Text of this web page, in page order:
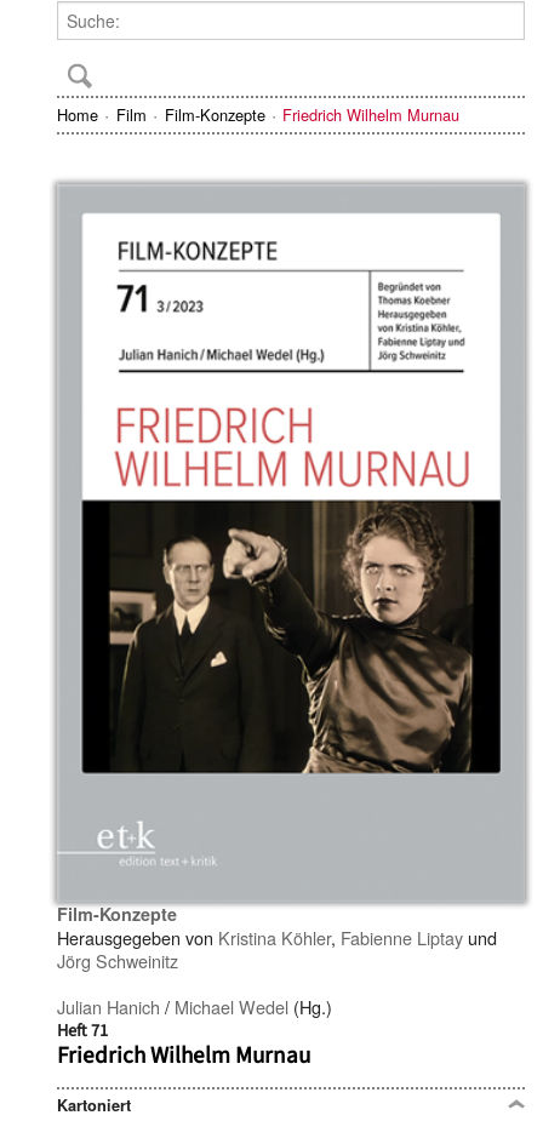
Home Film Film-Konzepte Friedrich Wilhelm Murnau
Film-Konzepte
Herausgegeben von Kristina Köhler, Fabienne Liptay und
Jörg Schweinitz
Julian Hanich / Michael Wedel (Hg.)
Heft 71
Friedrich Wilhelm Murnau
Kartoniert